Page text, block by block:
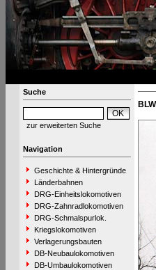
Suche
zur erweiterten Suche
Navigation
Geschichte & Hintergründe
Länderbahnen
DRG-Einheitslokomotiven
DRG-Zahnradlokomotiven
DRG-Schmalspurlok.
Kriegslokomotiven
Verlagerungsbauten
DB-Neubaulokomotiven
DB-Umbaulokomotiven